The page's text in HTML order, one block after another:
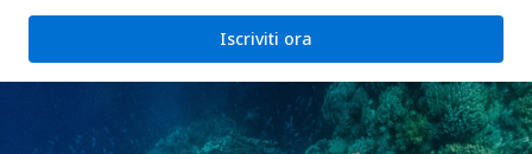
Iscriviti ora